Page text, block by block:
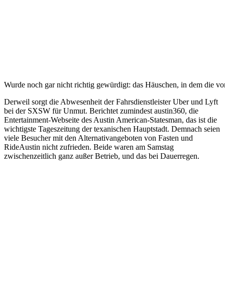
Wurde noch gar nicht richtig gewürdigt: das Häuschen, in dem die
Derweil sorgt die Abwesenheit der Fahrsdienstleister Uber und Lyft
bei der SXSW für Unmut. Berichtet zumindest austin360, die
Entertainment-Webseite des Austin American-Statesman, das ist die
wichtigste Tageszeitung der texanischen Hauptstadt. Demnach seien
viele Besucher mit den Alternativangeboten von Fasten und
RideAustin nicht zufrieden. Beide waren am Samstag
zwischenzeitlich ganz außer Betrieb, und das bei Dauerregen.